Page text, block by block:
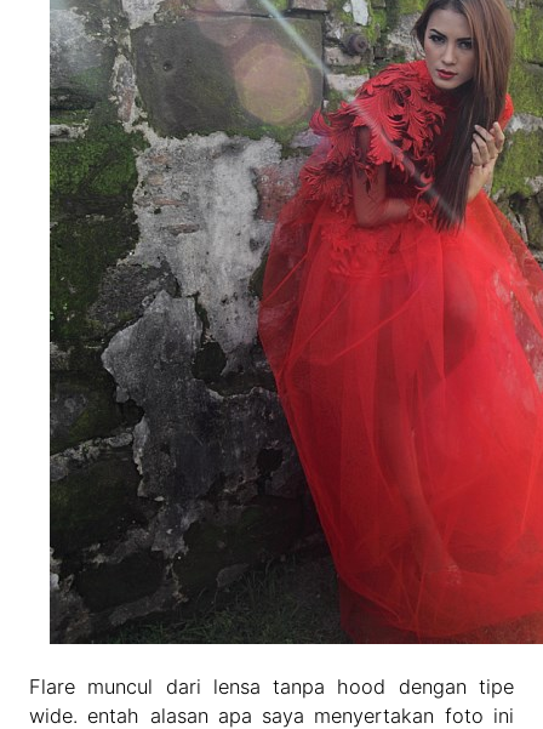
Flare muncul dari lensa tanpa hood dengan tipe
wide. entah alasan apa saya menyertakan foto ini